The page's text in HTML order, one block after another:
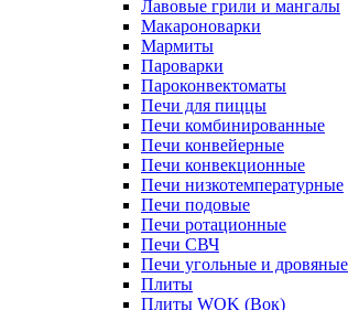
Лавовые грили и мангалы
Макароноварки
Мармиты
Пароварки
Пароконвектоматы
Печи для пиццы
Печи комбинированные
Печи конвейерные
Печи конвекционные
Печи низкотемпературные
Печи подовые
Печи ротационные
Печи СВЧ
Печи угольные и дровяные
Плиты
Плиты WOK (Вок)